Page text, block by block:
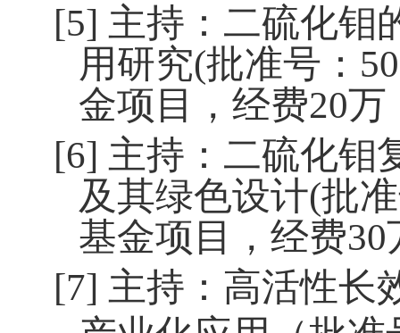
[5] 主持：二硫化钼
用研究(批准号：
金项目，经费20万
[6] 主持：二硫化钼
及其绿色设计(批
基金项目，经费30
[7] 主持：高活性长